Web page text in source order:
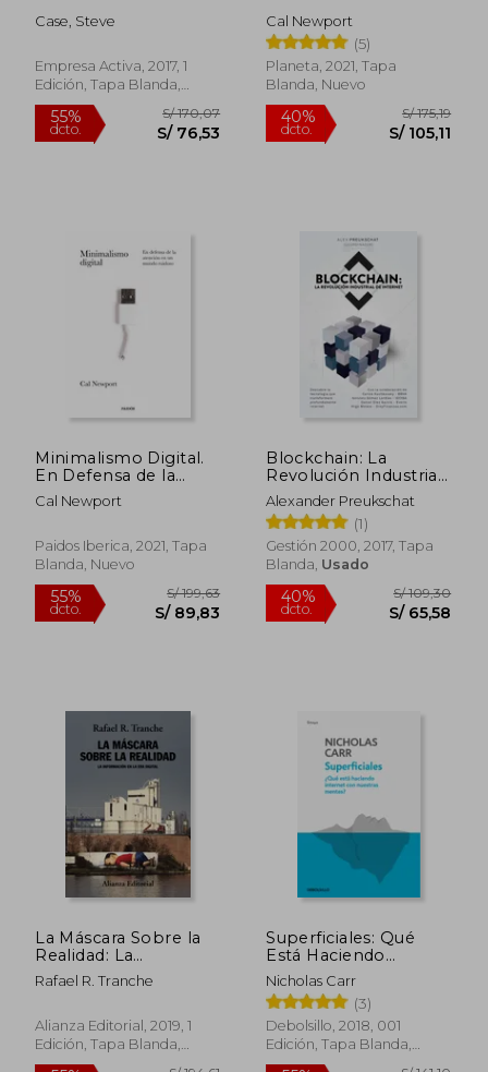
20%
dcto. S/ 47,20
52%
dcto.
Case, Steve
Empresa Activa, 2017, 1
Edición, Tapa Blanda,
Nuevo
55%
dcto.
S/ 170,07
S/ 76,53
Cal Newport
(5)
Planeta, 2021, Tapa
Blanda, Nuevo
40%
dcto.
S/
S/
Minimalismo Digital.
En Defensa de la
Atencion en un
Mundo Ruidos o
Cal Newport
Paidos Iberica, 2021, Tapa
Blanda, Nuevo
Blockchain: La
Revolución Industrial
de Internet
Alexander Preukschat
(1)
Gestión 2000, 2017, Tapa
Blanda, Usado
La Máscara Sobre la
Realidad: La
Información en la era
Digital (Alianza
Rafael R. Tranche
Alianza Editorial, 2019, 1
Edición, Tapa Blanda,
Nuevo
Superficiales: Qué
Está Haciendo
Internet con Nuestras
Mentes? (Ensayo ,
Actualidad)
Nicholas Carr
(3)
Debolsillo, 2018, 001
Edición, Tapa Blanda,
Nuevo